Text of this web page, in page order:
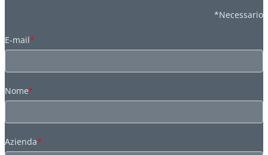
*Necessario
E-mail*
Nome*
Azienda*